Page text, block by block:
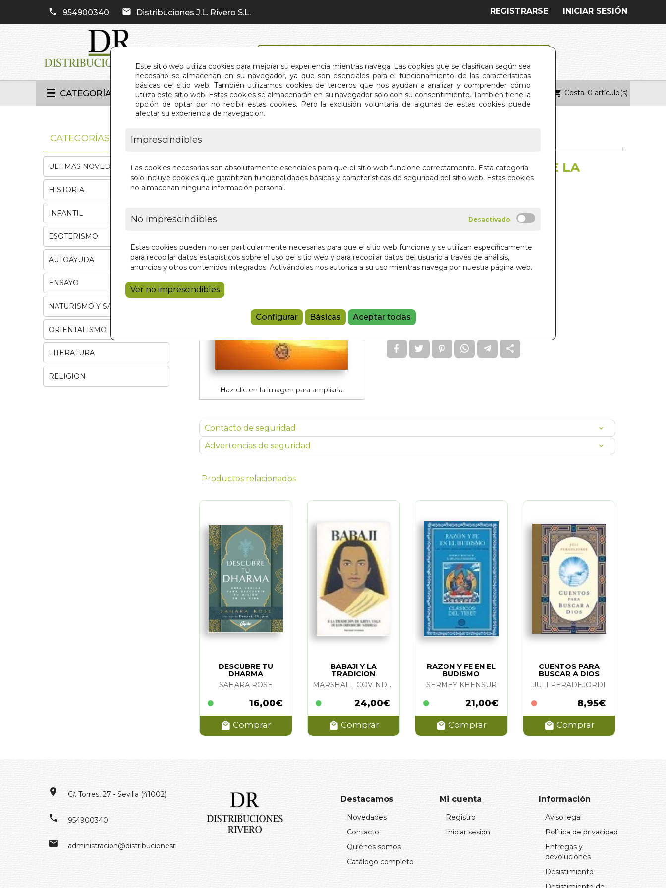
Este sitio web utiliza cookies para mejorar su experiencia mientras navega. Las cookies que se clasifican según sea
necesario se almacenan en su navegador, ya que son esenciales para el funcionamiento de las características
básicas del sitio web. También utilizamos cookies de terceros que nos ayudan a analizar y comprender cómo
utiliza este sitio web. Estas cookies se almacenarán en su navegador solo con su consentimiento. También tiene la
opción de optar por no recibir estas cookies. Pero la exclusión voluntaria de algunas de estas cookies puede
afectar su experiencia de navegación.
Imprescindibles
Las cookies necesarias son absolutamente esenciales para que el sitio web funcione correctamente. Esta categoría
solo incluye cookies que garantizan funcionalidades básicas y características de seguridad del sitio web. Estas cookies
no almacenan ninguna información personal.
No imprescindibles
Estas cookies pueden no ser particularmente necesarias para que el sitio web funcione y se utilizan específicamente
para recopilar datos estadísticos sobre el uso del sitio web y para recopilar datos del usuario a través de análisis,
anuncios y otros contenidos integrados. Activándolas nos autoriza a su uso mientras navega por nuestra página web.
Ver no imprescindibles
Configurar Básicas Aceptar todas
954900340 Distribuciones J.L. Rivero S.L. INICIAR SESIÓN
REGISTRARSE
CATEGORÍAS INICIO QUIÉNES SOMOS CONTACTO Cesta: 0 artículo(s)
Haz clic en la imagen para ampliarla
JESUCRISTO MAESTRO DE LA
LUZ
EDICIONES VIA DIRECTA S.L.
19,90 €
9788412530858
Referencia:
Contacto de seguridad
Advertencias de seguridad
Productos relacionados
DESCUBRE TU
DHARMA
SAHARA ROSE
16,00€
Comprar
BABAJI Y LA
TRADICION
MARSHALL GOVINDAN
24,00€
Comprar
RAZON Y FE EN EL
BUDISMO
SERMEY KHENSUR
21,00€
Comprar
CUENTOS PARA
BUSCAR A DIOS
JULI PERADEJORDI
8,95€
Comprar
CATEGORÍAS
ULTIMAS NOVEDADES
HISTORIA
INFANTIL
ESOTERISMO
AUTOAYUDA
ENSAYO
NATURISMO Y SALUD
ORIENTALISMO
LITERATURA
RELIGION
C/. Torres, 27 - Sevilla (41002)
954900340
administracion@distribucionesrivero.es
Destacamos
Novedades
Contacto
Quiénes somos
Catálogo completo
Mi cuenta
Registro
Iniciar sesión
Información
Aviso legal
Política de privacidad
Entregas y
devoluciones
Desistimiento